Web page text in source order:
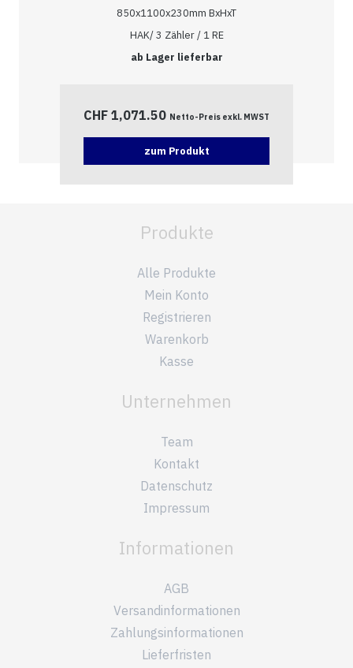
850x1100x230mm BxHxT
HAK/ 3 Zähler / 1 RE
ab Lager lieferbar
CHF 1,071.50 Netto-Preis exkl. MWST
zum Produkt
Produkte
Alle Produkte
Mein Konto
Registrieren
Warenkorb
Kasse
Unternehmen
Team
Kontakt
Datenschutz
Impressum
Informationen
AGB
Versandinformationen
Zahlungsinformationen
Lieferfristen